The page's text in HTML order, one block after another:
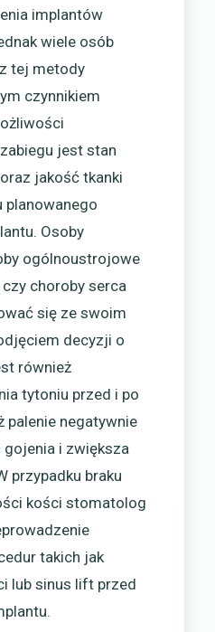
implantów
wiele osób
tej metody
czynnikiem
jest stan
jakość tkanki
Osoby
ogólnoustrojowe
choroby serca
się ze swoim
decyzji o
również
tytoniu przed i po
palenie negatywnie
gojenia i zwiększa
przypadku braku
kości stomatolog
takich jak
lub sinus lift przed